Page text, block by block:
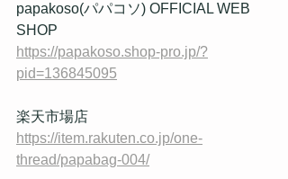
papakoso(パパコソ) OFFICIAL WEB
SHOP
https://papakoso.shop-pro.jp/?
pid=136845095
楽天市場店
https://item.rakuten.co.jp/one-
thread/papabag-004/